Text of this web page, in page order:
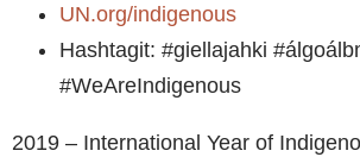
UN.org/indigenous
Hashtagit: #giellajahki
#WeAreIndigenous
2019 – International Year of